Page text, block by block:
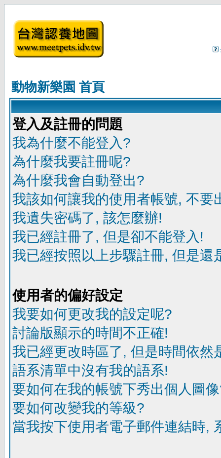
動物新樂園 首頁
登入及註冊的問題
我為什麼不能登入?
為什麼我要註冊呢?
為什麼我會自動登出?
我該如何讓我的使用者帳號, 不要
我遺失密碼了, 該怎麼辦!
我已經註冊了, 但是卻不能登入!
我已經按照以上步驟註冊, 但是還
使用者的偏好設定
我要如何更改我的設定呢?
討論版顯示的時間不正確!
我已經更改時區了, 但是時間依然
語系清單中沒有我的語系!
要如何在我的帳號下秀出個人圖
要如何改變我的等級?
當我按下使用者電子郵件連結時,